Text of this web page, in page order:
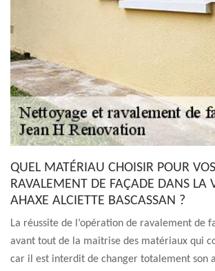
QUEL MATÉRIAU CHOISIR POUR
RAVALEMENT DE FAÇADE DANS LA
AHAXE ALCIETTE BASCASSAN ?
La réussite de l’opération de ravalement de
avant tout de la maitrise des matériaux qui
car il est interdit de changer totalement son